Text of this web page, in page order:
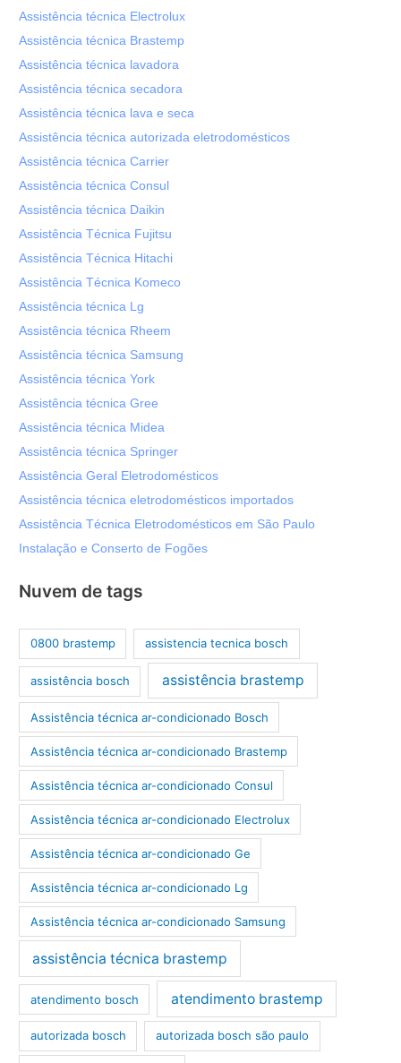
Assistência técnica Electrolux
Assistência técnica Brastemp
Assistência técnica lavadora
Assistência técnica secadora
Assistência técnica lava e seca
Assistência técnica autorizada eletrodomésticos
Assistência técnica Carrier
Assistência técnica Consul
Assistência técnica Daikin
Assistência Técnica Fujitsu
Assistência Técnica Hitachi
Assistência Técnica Komeco
Assistência técnica Lg
Assistência técnica Rheem
Assistência técnica Samsung
Assistência técnica York
Assistência técnica Gree
Assistência técnica Midea
Assistência técnica Springer
Assistência Geral Eletrodomésticos
Assistência técnica eletrodomésticos importados
Assistência Técnica Eletrodomésticos em São Paulo
Instalação e Conserto de Fogões
Nuvem de tags
0800 brastemp assistencia tecnica bosch
assistência bosch assistência brastemp
Assistência técnica ar-condicionado Bosch
Assistência técnica ar-condicionado Brastemp
Assistência técnica ar-condicionado Consul
Assistência técnica ar-condicionado Electrolux
Assistência técnica ar-condicionado Ge
Assistência técnica ar-condicionado Lg
Assistência técnica ar-condicionado Samsung
assistência técnica brastemp
atendimento bosch atendimento brastemp
autorizada bosch autorizada bosch são paulo